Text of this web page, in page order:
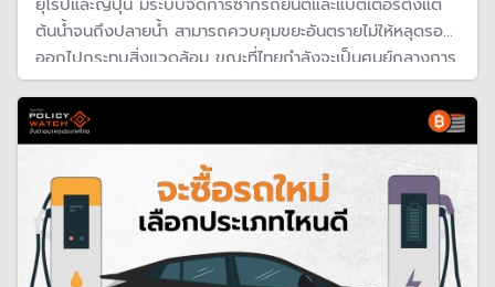
ต้นน้ำจนถึงปลายน้ำ สามารถควบคุมขยะอันตรายไม่ให้หลุดรอด
ออกไปกระทบสิ่งแวดล้อม ขณะที่ไทยกำลังจะเป็นศูนย์กลางการ
ผลิตรถยนต์ไฟฟ้า แต่กลับไม่มีกฎหมายควบคุมชากรถและ
แบตเตอรี่ เพื่อจัดการขยะอันตรายที่จะเพิ่มขึ้นในประเทศ